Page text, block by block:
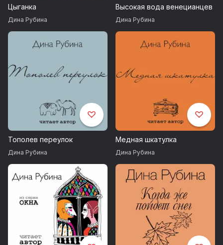
Цыганка
Дина Рубина
Высокая вода венецианцев
Дина Рубина
Тополев переулок
Дина Рубина
Медная шкатулка
Дина Рубина